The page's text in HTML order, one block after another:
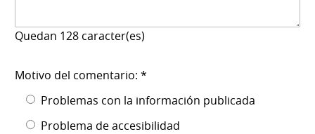
Quedan 128 caracter(es)
Motivo del comentario: *
Problemas con la información publicada
Problema de accesibilidad